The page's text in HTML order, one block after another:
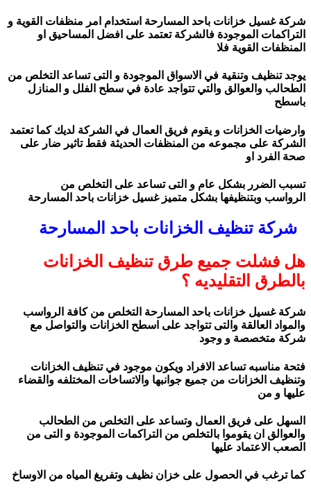
شركة غسيل خزانات باحد المسارحة استخدام امر منظفات القوية و
التراكمات الموجودة فالشركة تعتمد على افضل المساحيق او
المنظفات القوية فلا
يوجد تنظيف وتنقية في الاسواق الموجودة و التى تساعد التخلص من
الطحالب والعوالق والتي تتواجد عادة في سطح الفلل و المنازل
باسطح
وارضيات الخزانات و يقوم فريق العمال في الشركة لديك كما تعتمد
الشركة على مجموعه من المنظفات الحديثة فقط تاثير ضار على
صحة الفرد او
تسبب الضرر بشكل عام و التى تساعد على التخلص من
الرواسب وبتنظيفها بشكل متميز غسيل خزانات باحد المسارحة
شركة تنظيف الخزانات باحد المسارحة
هل فشلت جميع طرق تنظيف الخزانات
بالطرق التقليديه ؟
شركة غسيل خزانات باحد المسارحة التخلص من كافة الرواسب
والمواد العالقة والتى تتواجد على اسطح الخزانات والتواصل مع
شركة متخصصة و وجود
فتحة مناسبه تساعد الافراد ويكون موجود في تنظيف الخزانات
وتنظيف الخزانات من جميع جوانبها والاتساخات المختلفه والقضاء
عليها و من
السهل على فريق العمال وتساعد على التخلص من الطحالب
والعوالق ان يقوموا بالتخلص من التراكمات الموجودة و التى من
الصعب الاعتماد عليها
كما ترغب في الحصول على خزان نظيف وتفريغ المياه من الاوساخ